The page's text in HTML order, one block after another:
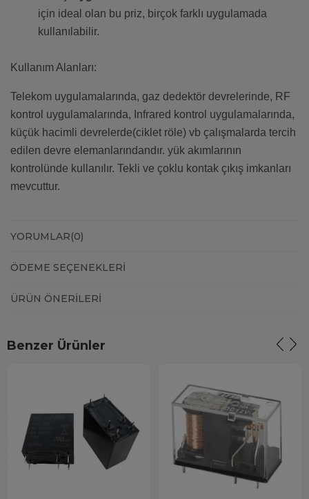
için ideal olan bu priz, birçok farklı uygulamada
kullanılabilir.
Kullanım Alanları:
Telekom uygulamalarında, gaz dedektör devrelerinde, RF
kontrol uygulamalarında, Infrared kontrol uygulamalarında,
küçük hacimli devrelerde(ciklet röle) vb çalışmalarda tercih
edilen devre elemanlarındandır. yük akımlarının
kontrolünde kullanılır. Tekli ve çoklu kontak çıkış imkanları
mevcuttur.
YORUMLAR(0)
ÖDEME SEÇENEKLERI
ÜRÜN ÖNERILERI
Benzer Ürünler